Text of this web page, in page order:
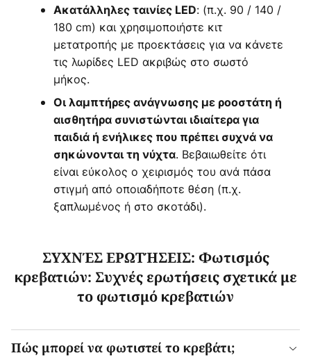
Ακατάλληλες ταινίες LED: (π.χ. 90 / 140 /
180 cm) και χρησιμοποιήστε κιτ
μετατροπής με προεκτάσεις για να κάνετε
τις λωρίδες LED ακριβώς στο σωστό
μήκος.
Οι λαμπτήρες ανάγνωσης με ροοστάτη ή
αισθητήρα συνιστώνται ιδιαίτερα για
παιδιά ή ενήλικες που πρέπει συχνά να
σηκώνονται τη νύχτα. Βεβαιωθείτε ότι
είναι εύκολος ο χειρισμός του ανά πάσα
στιγμή από οποιαδήποτε θέση (π.χ.
ξαπλωμένος ή στο σκοτάδι).
ΣΥΧΝΈΣ ΕΡΩΤΉΣΕΙΣ: Φωτισμός
κρεβατιών: Συχνές ερωτήσεις σχετικά με
το φωτισμό κρεβατιών
Πώς μπορεί να φωτιστεί το κρεβάτι;